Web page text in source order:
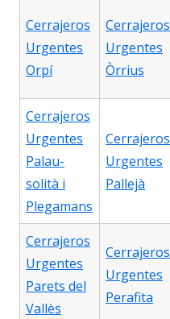
Cerrajeros
Urgentes
Orpí
Cerrajeros
Urgentes
Òrrius
Cerrajeros
Urgentes
Palau-
solità i
Plegamans
Cerrajeros
Urgentes
Pallejà
Cerrajeros
Urgentes
Parets del
Vallès
Cerrajeros
Urgentes
Perafita